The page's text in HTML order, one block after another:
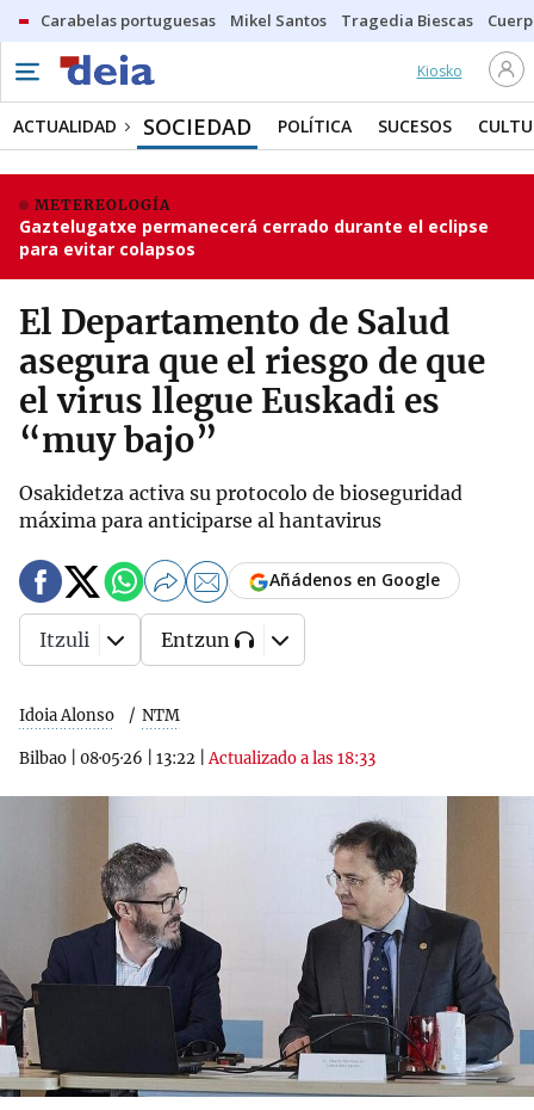
Carabelas portuguesas Mikel Santos Tragedia Biescas
Kiosko
ACTUALIDAD SOCIEDAD POLÍTICA SUCESOS
METEREOLOGÍA
Gaztelugatxe permanecerá cerrado durante el eclipse
para evitar colapsos
El Departamento de Salud
asegura que el riesgo de que
el virus llegue Euskadi es
“muy bajo”
Osakidetza activa su protocolo de bioseguridad
máxima para anticiparse al hantavirus
Idoia Alonso NTM
Bilbao 08·05·26 13:22 |Actualizado a las 18:33
Añádenos en Google
Itzuli Entzun